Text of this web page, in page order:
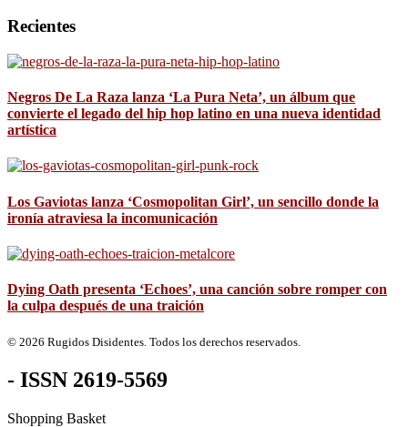
Recientes
Negros De La Raza lanza ‘La Pura Neta’, un álbum que
convierte el legado del hip hop latino en una nueva identidad
artística
Los Gaviotas lanza ‘Cosmopolitan Girl’, un sencillo donde la
ironía atraviesa la incomunicación
Dying Oath presenta ‘Echoes’, una canción sobre romper con
la culpa después de una traición
© 2026 Rugidos Disidentes. Todos los derechos reservados.
- ISSN 2619-5569
Shopping Basket